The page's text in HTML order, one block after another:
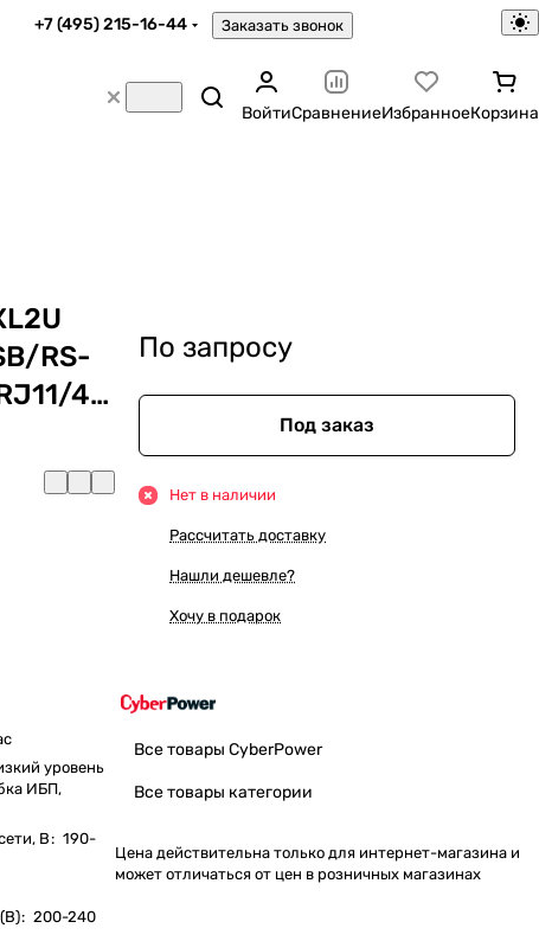
+7 (495) 215-16-44 Заказать звонок
ВойтиСравнениеИзбранноеКорзина
RS-
45/EBM
уровень
ИБП,
В: 190-
: 200-240
По запросу
Под заказ
Нет в наличии
Рассчитать доставку
Нашли дешевле?
Хочу в подарок
Все товары CyberPower
Все товары категории
Цена действительна только для интернет-магазина и
может отличаться от цен в розничных магазинах